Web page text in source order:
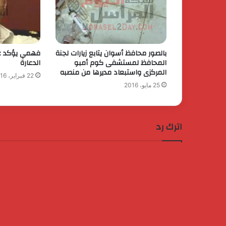
بالصور محافظ أسوان يتابع زيارات لجنة
المحافظ لمستشفى كوم أمبو
المركزى واستبعاد مديرها من منصبه
25 مايو، 2016
فهمي يؤكد
الدعارة
22 فبراير، 2016
اترك رد